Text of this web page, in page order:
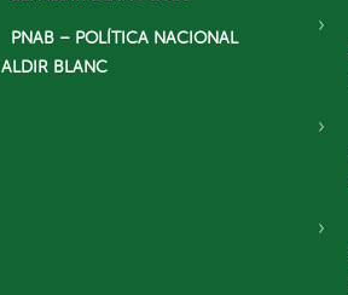
PNAB – POLÍTICA NACIONAL
ALDIR BLANC